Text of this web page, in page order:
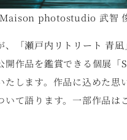
photostudio 武智
「瀬戸内リトリート 青凪
開作品を鑑賞できる個展
たします。作品に込めた思
いて語ります。一部作品は